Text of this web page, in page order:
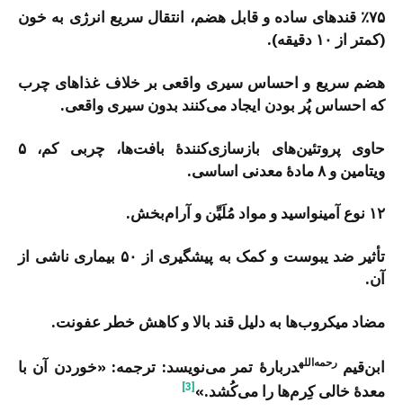
٪۷۵ قندهای ساده و قابل هضم، انتقال سریع انرژی به خون
(کمتر از ۱۰ دقیقه).
هضم سریع و احساس سیری واقعی بر خلاف غذاهای چرب
که احساس پُر بودن ایجاد می‌کنند بدون سیری واقعی.
حاوی پروتئین‌های بازسازی‌کنندۀ بافت‌ها، چربی کم، ۵
ویتامین و ۸ مادۀ معدنی اساسی.
۱۲ نوع آمینواسید و مواد مُلَیِّن و آرام‌بخش.
تأثیر ضد یبوست و کمک به پیشگیری از ۵۰ بیماری ناشی از
آن.
مضاد میکروب‌ها به دلیل قند بالا و کاهش خطر عفونت.
ابن‌قیمرحمه‌اللهدربارۀ تمر می‌نویسد: ترجمه: «خوردن آن با
معدۀ خالی کِرم‌ها را می‌کُشد.» [3]